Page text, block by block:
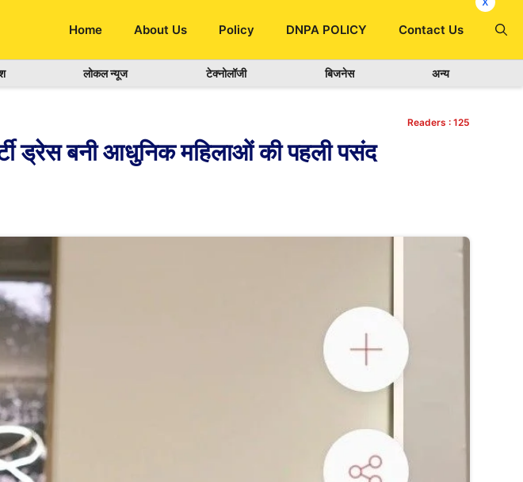
Home About Us Policy DNPA POLICY Contact Us
लोकल न्यूज टेक्नोलॉजी बिजनेस अन्य
Readers : 125
ड्रेस बनी आधुनिक महिलाओं की पहली पसंद